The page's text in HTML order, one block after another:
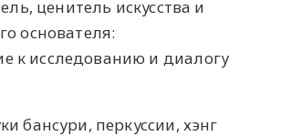
ценитель искусства и
основателя:
к исследованию и диалогу
бансури, перкуссии, хэнг